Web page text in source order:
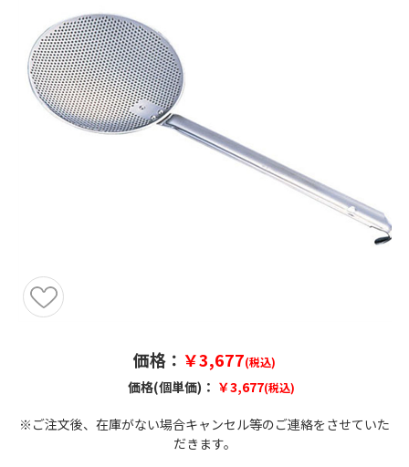
価格： ￥3,677(税込)
価格(個単価)： ￥3,677(税込)
※ご注文後、在庫がない場合キャンセル等のご連絡をさせていた
だきます。